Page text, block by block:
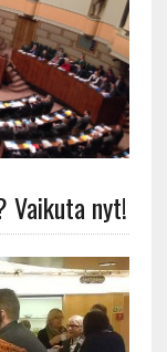
Vaikuta nyt!